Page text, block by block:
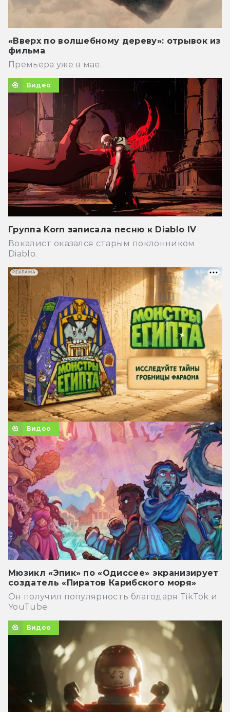
«Вверх по волшебному дереву»: отрывок из
фильма
Премьера уже в мае.
Видео
Группа Korn записала песню к Diablo IV
Вокалист оказался старым поклонником
Diablo.
Видео
Мюзикл «Эпик» по «Одиссее» экранизирует
создатель «Пиратов Карибского моря»
Он получил популярность благодаря TikTok и
YouTube.
Видео
РЕКЛАМА